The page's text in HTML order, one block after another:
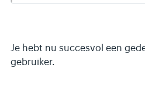
Je hebt nu succesvol een
gebruiker.